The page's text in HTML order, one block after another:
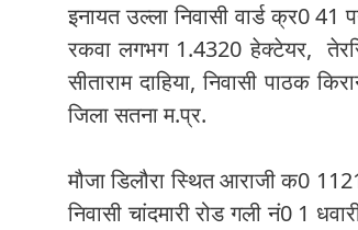
इनायत उल्ला निवासी वार्ड क्र0
रकवा लगभग 1.4320 हेक्टेयर,
सीताराम दाहिया, निवासी पाठक
जिला सतना म.प्र.
मौजा डिलौरा स्थित आराजी क0
निवासी चांदमारी रोड गली नं0 1